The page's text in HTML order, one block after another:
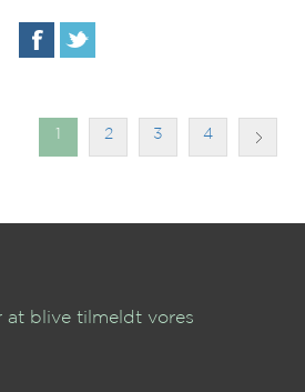
2 3 4
at blive tilmeldt vores